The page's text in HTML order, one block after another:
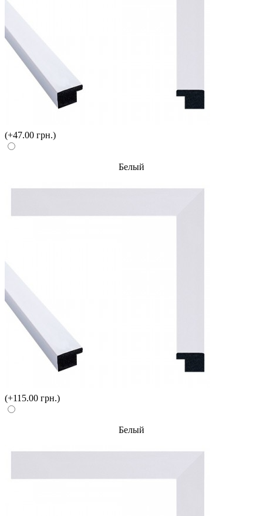
(+47.00 грн.)
Белый
(+115.00 грн.)
Белый